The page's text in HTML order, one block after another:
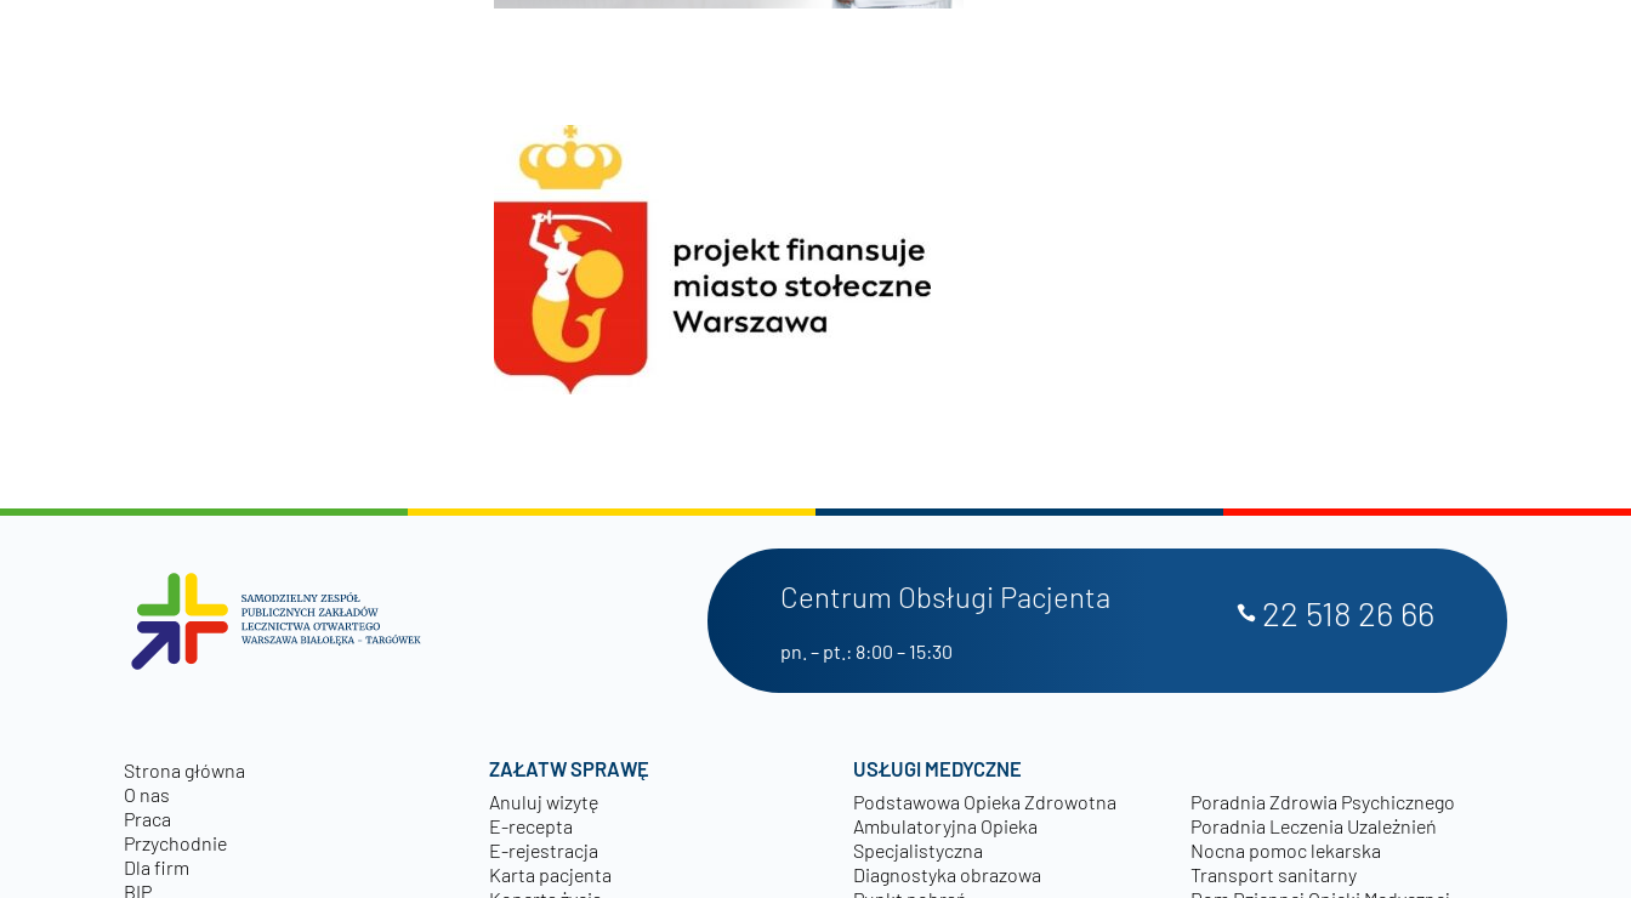
Centrum Obsługi Pacjenta
pn. – pt.: 8:00 – 15:30
22 518 26 66
Strona główna
O nas
Praca
Przychodnie
Dla firm
BIP
ZAŁATW SPRAWĘ
Anuluj wizytę
E-recepta
E-rejestracja
Karta pacjenta
USŁUGI MEDYCZNE
Podstawowa Opieka Zdrowotna
Ambulatoryjna Opieka
Specjalistyczna
Diagnostyka obrazowa
Poradnia Zdrowia Psychicznego
Poradnia Leczenia Uzależnień
Nocna pomoc lekarska
Transport sanitarny